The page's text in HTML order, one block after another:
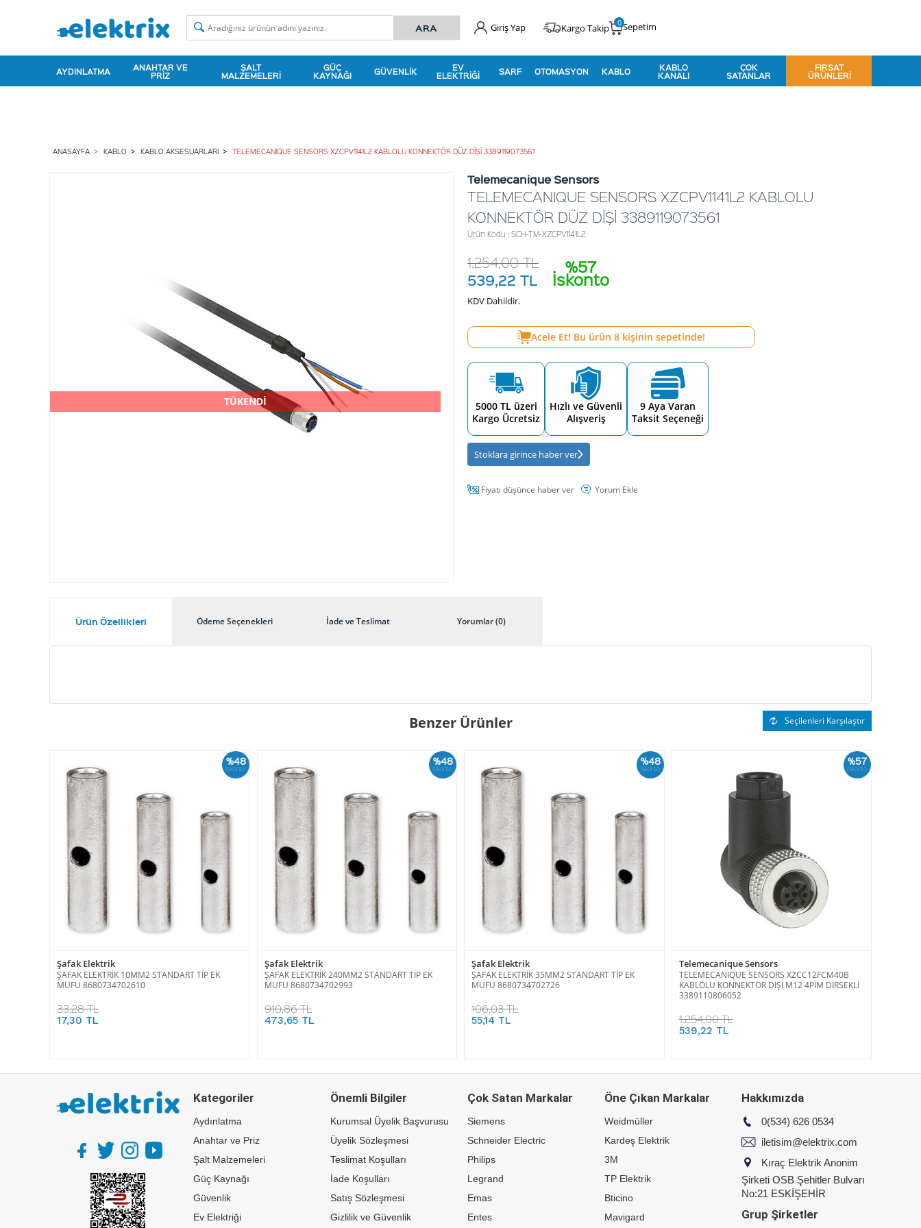
Giriş Yap Kargo Takip Sepetim
0
AYDINLATMA ANAHTAR VE
PRIZ
ŞALT
MALZEMELERI
GÜÇ
KAYNAĞI GÜVENLIK EV
ELEKTRIĞI SARF OTOMASYON KABLO KABLO
KANALI
ÇOK
SATANLAR
FIRSAT
ÜRÜNLERI
ANASAYFA KABLO KABLO AKSESUARLARI TELEMECANIQUE SENSORS XZCPV1141L2 KABLOLU KONNEKTÖR DÜZ DİŞİ 3389119073561
TÜKENDİ
Telemecanique Sensors
TELEMECANIQUE SENSORS XZCPV1141L2 KABLOLU
KONNEKTÖR DÜZ DİŞİ 3389119073561
Ürün Kodu : SCH-TM-XZCPV1141L2
%57
İskonto
1.254,00TL
539,22 TL
KDV Dahildir.
Acele Et! Bu ürün 8kişinin sepetinde!
5000 TL üzeri
Kargo Ücretsiz
Hızlı ve Güvenli
Alışveriş
9 Aya Varan
Taksit Seçeneği
Stoklara girince haber ver
Fiyatı düşünce haber ver Yorum Ekle
Ürün Özellikleri Ödeme Seçenekleri İade ve Teslimat Yorumlar (0)
Benzer Ürünler Seçilenleri Karşılaştır
%48
İskonto
Şafak Elektrik
ŞAFAK ELEKTRİK 10MM2 STANDART TİP EK
MUFU 8680734702610
33,28 TL
17,30 TL
%48
İskonto
Şafak Elektrik
ŞAFAK ELEKTRİK 240MM2 STANDART TİP EK
MUFU 8680734702993
910,86 TL
473,65 TL
%48
İskonto
Şafak Elektrik
ŞAFAK ELEKTRİK 35MM2 STANDART TİP EK
MUFU 8680734702726
106,03 TL
55,14 TL
%57
İskonto
Telemecanique Sensors
TELEMECANIQUE SENSORS XZCC12FCM40B
KABLOLU KONNEKTÖR DİŞİ M12 4PİM DİRSEKLİ
3389110806052
1.254,00 TL
539,22 TL
Kategoriler
Aydınlatma
Anahtar ve Priz
Şalt Malzemeleri
Güç Kaynağı
Güvenlik
Ev Elektriği
Önemli Bilgiler
Kurumsal Üyelik Başvurusu
Üyelik Sözleşmesi
Teslimat Koşulları
İade Koşulları
Satış Sözleşmesi
Gizlilik ve Güvenlik
Çok Satan Markalar
Siemens
Schneider Electric
Philips
Legrand
Emas
Entes
Öne Çıkan Markalar
Weidmüller
Kardeş Elektrik
3M
TP Elektrik
Bticino
Mavigard
Hakkımızda
0(534) 626 0534
iletisim@elektrix.com
Kıraç Elektrik Anonim
Şirketi OSB Şehitler Bulvarı
No:21 ESKİŞEHİR
Grup Şirketler